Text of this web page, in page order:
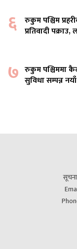
६ रुकुम पश्चिम
प्रतिवादी
७ रुकुम पश्चिममा
सुविधा सम्पन्न